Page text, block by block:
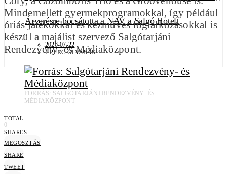
Árverésre bocsátotta a NAV a Salgó Hotelt
2026-07-22
1 PERC OLVASÁS
Mindemellett gyermekprogramokkal, így például
óriás játékokkal és kézműves foglalkozásokkal is
készül a majálist szervező Salgótarjáni
Rendezvény- és Médiaközpont.
FORRÁS: SALGÓTARJÁNI RENDEZVÉNY- ÉS
MÉDIAKÖZPONT
TOTAL
0
SHARES
MEGOSZTÁS
SHARE
TWEET